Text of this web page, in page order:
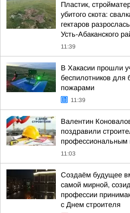
Пластик,
убитого скота:
гектаров
Усть-Абаканского
11:39
В Хакасии прошли
беспилотников для
пожарами
11:39
Валентин
поздравили
профессиональным
11:03
Создаём будущее
самой мирной,
профессии
с Днем строителя